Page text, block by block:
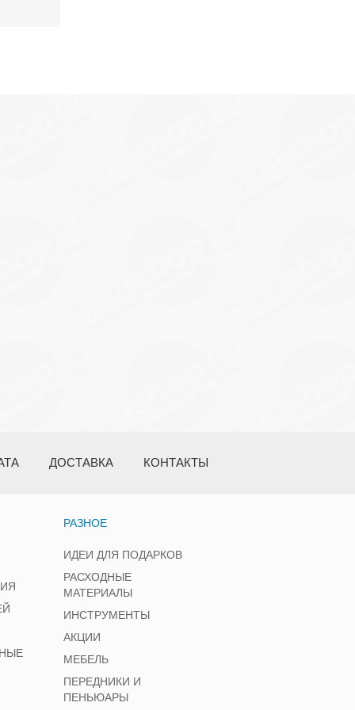
ДОСТАВКА КОНТАКТЫ
РАЗНОЕ
ИДЕИ ДЛЯ ПОДАРКОВ
РАСХОДНЫЕ
МАТЕРИАЛЫ
ИНСТРУМЕНТЫ
АКЦИИ
МЕБЕЛЬ
ПЕРЕДНИКИ И
ПЕНЬЮАРЫ